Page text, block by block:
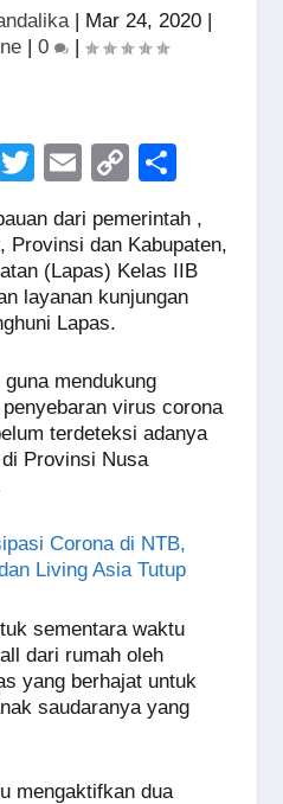
| Mar 24, 2020|
| 0 |
M
T
wi
tt
er
E
m
ail
C
o
p
y
Li
k
h
ar
e
dari pemerintah ,
Provinsi dan Kabupaten,
(Lapas) Kelas IIB
layanan kunjungan
Lapas.
mendukung
virus corona
terdeteksi adanya
Provinsi Nusa
Corona di NTB,
Living Asia Tutup
sementara waktu
dari rumah oleh
yang berhajat untuk
saudaranya yang
mengaktifkan dua